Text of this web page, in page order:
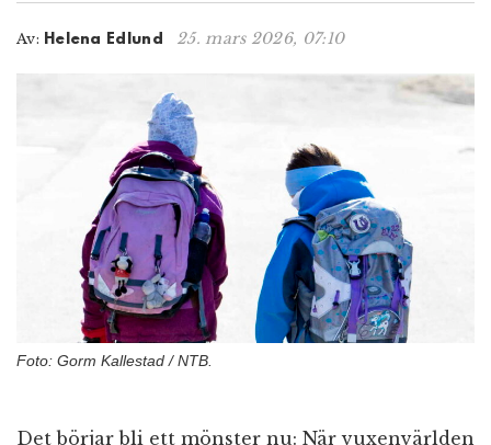
t
Av: Helena Edlund 25. mars 2026, 07:10
Foto: Gorm Kallestad / NTB.
Det börjar bli ett mönster nu: När vuxenvärlden